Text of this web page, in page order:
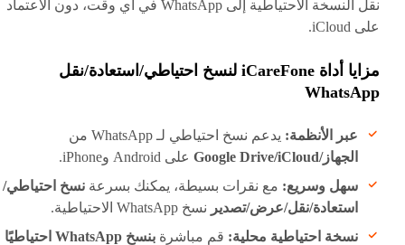
نقل النسخة الاحتياطية إلى WhatsApp في أي وقت، دون الاعتماد
على iCloud.
مزايا أداة iCareFone لنسخ احتياطي/استعادة/نقل
WhatsApp
عبر الأنظمة: يدعم نسخ احتياطي لـ WhatsApp من
الجهاز/Google Drive/iCloud
على Android وiPhone.
سهل وسريع: مع نقرات بسيطة، يمكنك بسرعة نسخ احتياطي/
استعادة/نقل/عرض/تصدير نسخ WhatsApp الاحتياطية.
نسخة احتياطية محلية: قم مباشرة
بنسخ WhatsApp احتياطيًا